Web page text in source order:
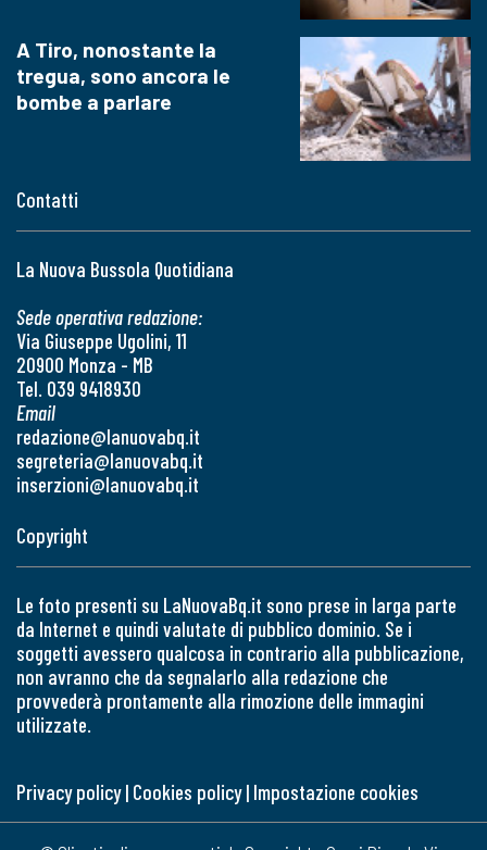
Contatti
La Nuova Bussola Quotidiana
Sede operativa redazione:
Via Giuseppe Ugolini, 11
20900 Monza - MB
Tel. 039 9418930
Email
redazione@lanuovabq.it
segreteria@lanuovabq.it
inserzioni@lanuovabq.it
A Tiro, nonostante la
tregua, sono ancora le
bombe a parlare
Copyright
Le foto presenti su LaNuovaBq.it sono prese in larga parte
da Internet e quindi valutate di pubblico dominio. Se i
soggetti avessero qualcosa in contrario alla pubblicazione,
non avranno che da segnalarlo alla redazione che
provvederà prontamente alla rimozione delle immagini
utilizzate.
Privacy policy| Cookies policy| Impostazione cookies